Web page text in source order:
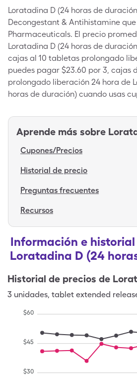
Loratadina D (24 horas de
Decongestant & Antihistamine
Pharmaceuticals. El precio
Loratadina D (24 horas de
cajas al 10 tabletas prolongado
puedes pagar $23.60 por 3, cajas
prolongado liberación 24 hora de
horas de duración) cuando usas
Aprende más sobre
Cupones/Precios
Historial de precio
Preguntas frecuentes
Recursos
Información e
Loratadina D (24
Historial de precios de
3 unidades, tablet extended
$30
$45
$60